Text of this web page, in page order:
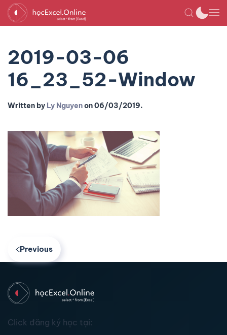
2019-03-06
16_23_52-Window
Written by Ly Nguyenon06/03/2019.
Previous
Click đăng ký học tại: